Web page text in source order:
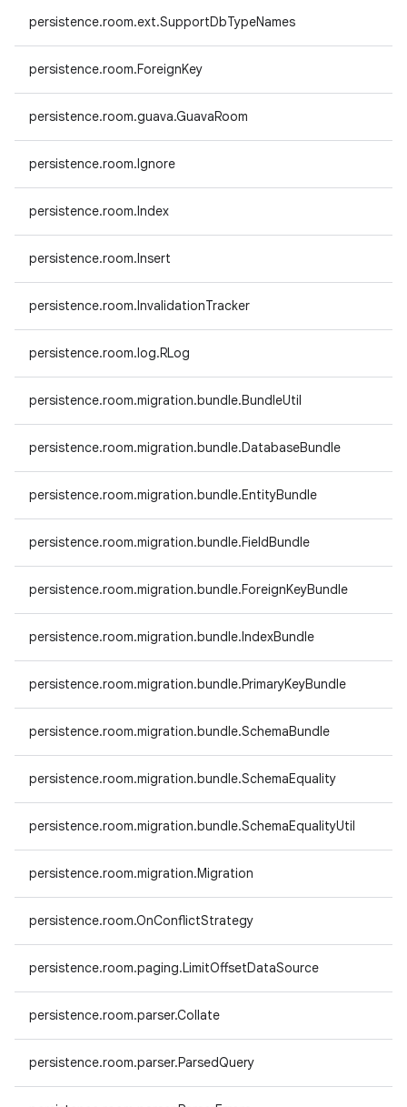
persistence.room.ext.SupportDbTypeNames
persistence.room.ForeignKey
persistence.room.guava.GuavaRoom
persistence.room.Ignore
persistence.room.Index
persistence.room.Insert
persistence.room.InvalidationTracker
persistence.room.log.RLog
persistence.room.migration.bundle.BundleUtil
persistence.room.migration.bundle.DatabaseBundle
persistence.room.migration.bundle.EntityBundle
persistence.room.migration.bundle.FieldBundle
persistence.room.migration.bundle.ForeignKeyBundle
persistence.room.migration.bundle.IndexBundle
persistence.room.migration.bundle.PrimaryKeyBundle
persistence.room.migration.bundle.SchemaBundle
persistence.room.migration.bundle.SchemaEquality
persistence.room.migration.bundle.SchemaEqualityUtil
persistence.room.migration.Migration
persistence.room.OnConflictStrategy
persistence.room.paging.LimitOffsetDataSource
persistence.room.parser.Collate
persistence.room.parser.ParsedQuery